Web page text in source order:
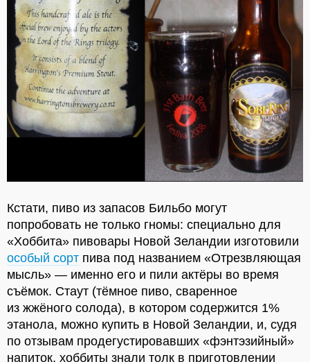
Кстати, пиво из запасов Бильбо могут
попробовать не только гномы: специально для
«Хоббита» пивовары Новой Зеландии изготовили
особый сорт пива под названием «Отрезвляющая
мысль» — именно его и пили актёры во время
съёмок. Стаут (тёмное пиво, сваренное
из жжёного солода), в котором содержится 1%
этанола, можно купить в Новой Зеландии, и, судя
по отзывам продегустировавших «фэнтэзийный»
напиток, хоббиты знали толк в приготовлении